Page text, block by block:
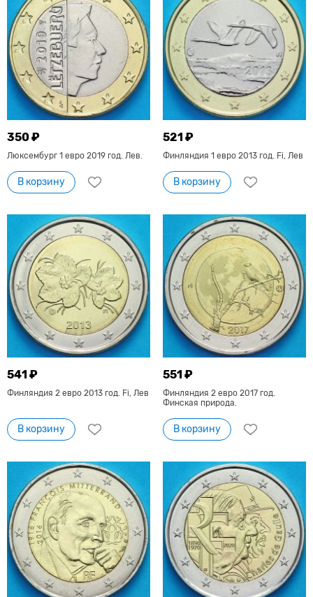
350 ₽
Люксембург 1 евро 2019 год. Лев.
В корзину
521 ₽
Финляндия 1 евро 2013 год. Fi, Лев
В корзину
541 ₽
Финляндия 2 евро 2013 год. Fi, Лев
В корзину
551 ₽
Финляндия 2 евро 2017 год.
Финская природа.
В корзину